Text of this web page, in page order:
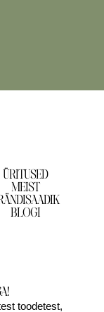
ÜRITUSED
MEIST
BLOGI
toodetest,